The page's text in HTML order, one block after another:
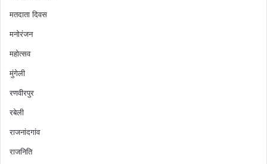
मतदाता दिवस
मनोरंजन
महोत्सव
मुंगेली
रणवीरपुर
रबेली
राजनांदगांव
राजनिति